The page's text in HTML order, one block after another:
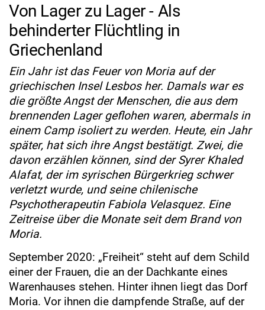
Von Lager zu Lager - Als
behinderter Flüchtling in
Griechenland
Ein Jahr ist das Feuer von Moria auf der
griechischen Insel Lesbos her. Damals war es
die größte Angst der Menschen, die aus dem
brennenden Lager geflohen waren, abermals in
einem Camp isoliert zu werden. Heute, ein Jahr
später, hat sich ihre Angst bestätigt. Zwei, die
davon erzählen können, sind der Syrer Khaled
Alafat, der im syrischen Bürgerkrieg schwer
verletzt wurde, und seine chilenische
Psychotherapeutin Fabiola Velasquez. Eine
Zeitreise über die Monate seit dem Brand von
Moria.
September 2020: „Freiheit“ steht auf dem Schild
einer der Frauen, die an der Dachkante eines
Warenhauses stehen. Hinter ihnen liegt das Dorf
Moria. Vor ihnen die dampfende Straße, auf der